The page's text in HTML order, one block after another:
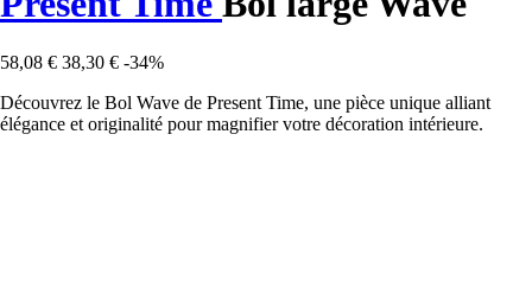
58,08 € 38,30 € -34%
Découvrez le Bol Wave de Present Time, une pièce unique alliant
élégance et originalité pour magnifier votre décoration intérieure.